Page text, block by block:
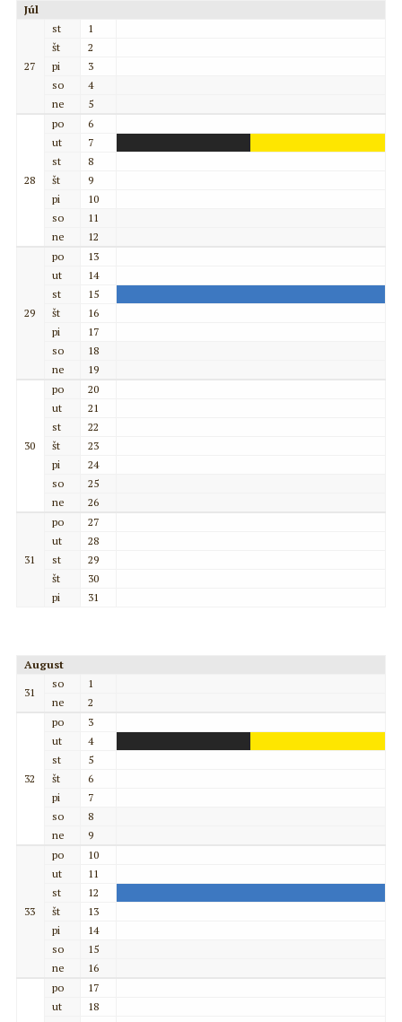
Júl
27
st
1
št
2
pi
3
so
4
ne
5
28
po
6
ut
7
st
8
št
9
pi
10
so
11
ne
12
29
po
13
ut
14
st
15
št
16
pi
17
so
18
ne
19
30
po
20
ut
21
st
22
št
23
pi
24
so
25
ne
26
31
po
27
ut
28
st
29
št
30
pi
31
August
31
so
1
ne
2
32
po
3
ut
4
st
5
št
6
pi
7
so
8
ne
9
33
po
10
ut
11
st
12
št
13
pi
14
so
15
ne
16
po
17
ut
18